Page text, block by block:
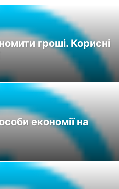
ПАРТНЕРСЬКІ ПРОГРАМИ
ПОСІБНИКИ РОБОТА
гроші. Корисні
економії на